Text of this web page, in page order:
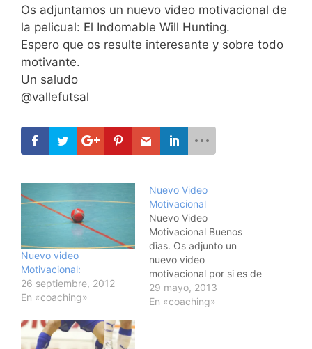
Os adjuntamos un nuevo video motivacional de
la pelicual: El Indomable Will Hunting.
Espero que os resulte interesante y sobre todo
motivante.
Un saludo
@vallefutsal
Nuevo video
Motivacional:
26 septiembre, 2012
En «coaching»
Nuevo Video
Motivacional
Nuevo Video
Motivacional Buenos
dìas. Os adjunto un
nuevo video
motivacional por si es de
vuestro interes. Espero
que os guste. Un saludo
29 mayo, 2013
En «coaching»